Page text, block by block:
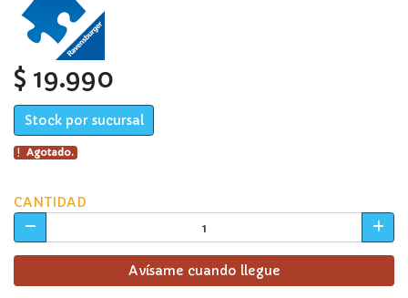
$ 19.990
Stock por sucursal
Agotado.
CANTIDAD
Avísame cuando llegue